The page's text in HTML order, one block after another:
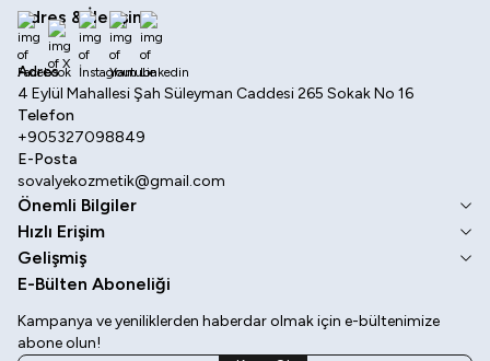
Adres & İletişim
Adres
4 Eylül Mahallesi Şah Süleyman Caddesi 265 Sokak No 16
Telefon
+905327098849
E-Posta
sovalyekozmetik@gmail.com
Facebook
X İnstagram
Youtube
Önemli Bilgiler
Hızlı Erişim
Gelişmiş
E-Bülten Aboneliği
Kampanya ve yeniliklerden haberdar olmak için e-bültenimize
abone olun!